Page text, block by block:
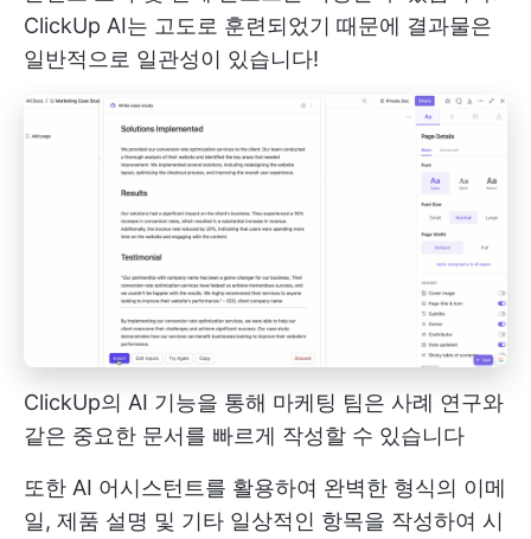
ClickUp AI는 고도로 훈련되었기 때문에 결과물은
일반적으로 일관성이 있습니다!
ClickUp의 AI 기능을 통해 마케팅 팀은 사례 연구와
같은 중요한 문서를 빠르게 작성할 수 있습니다
또한 AI 어시스턴트를 활용하여 완벽한 형식의 이메
일, 제품 설명 및 기타 일상적인 항목을 작성하여 시